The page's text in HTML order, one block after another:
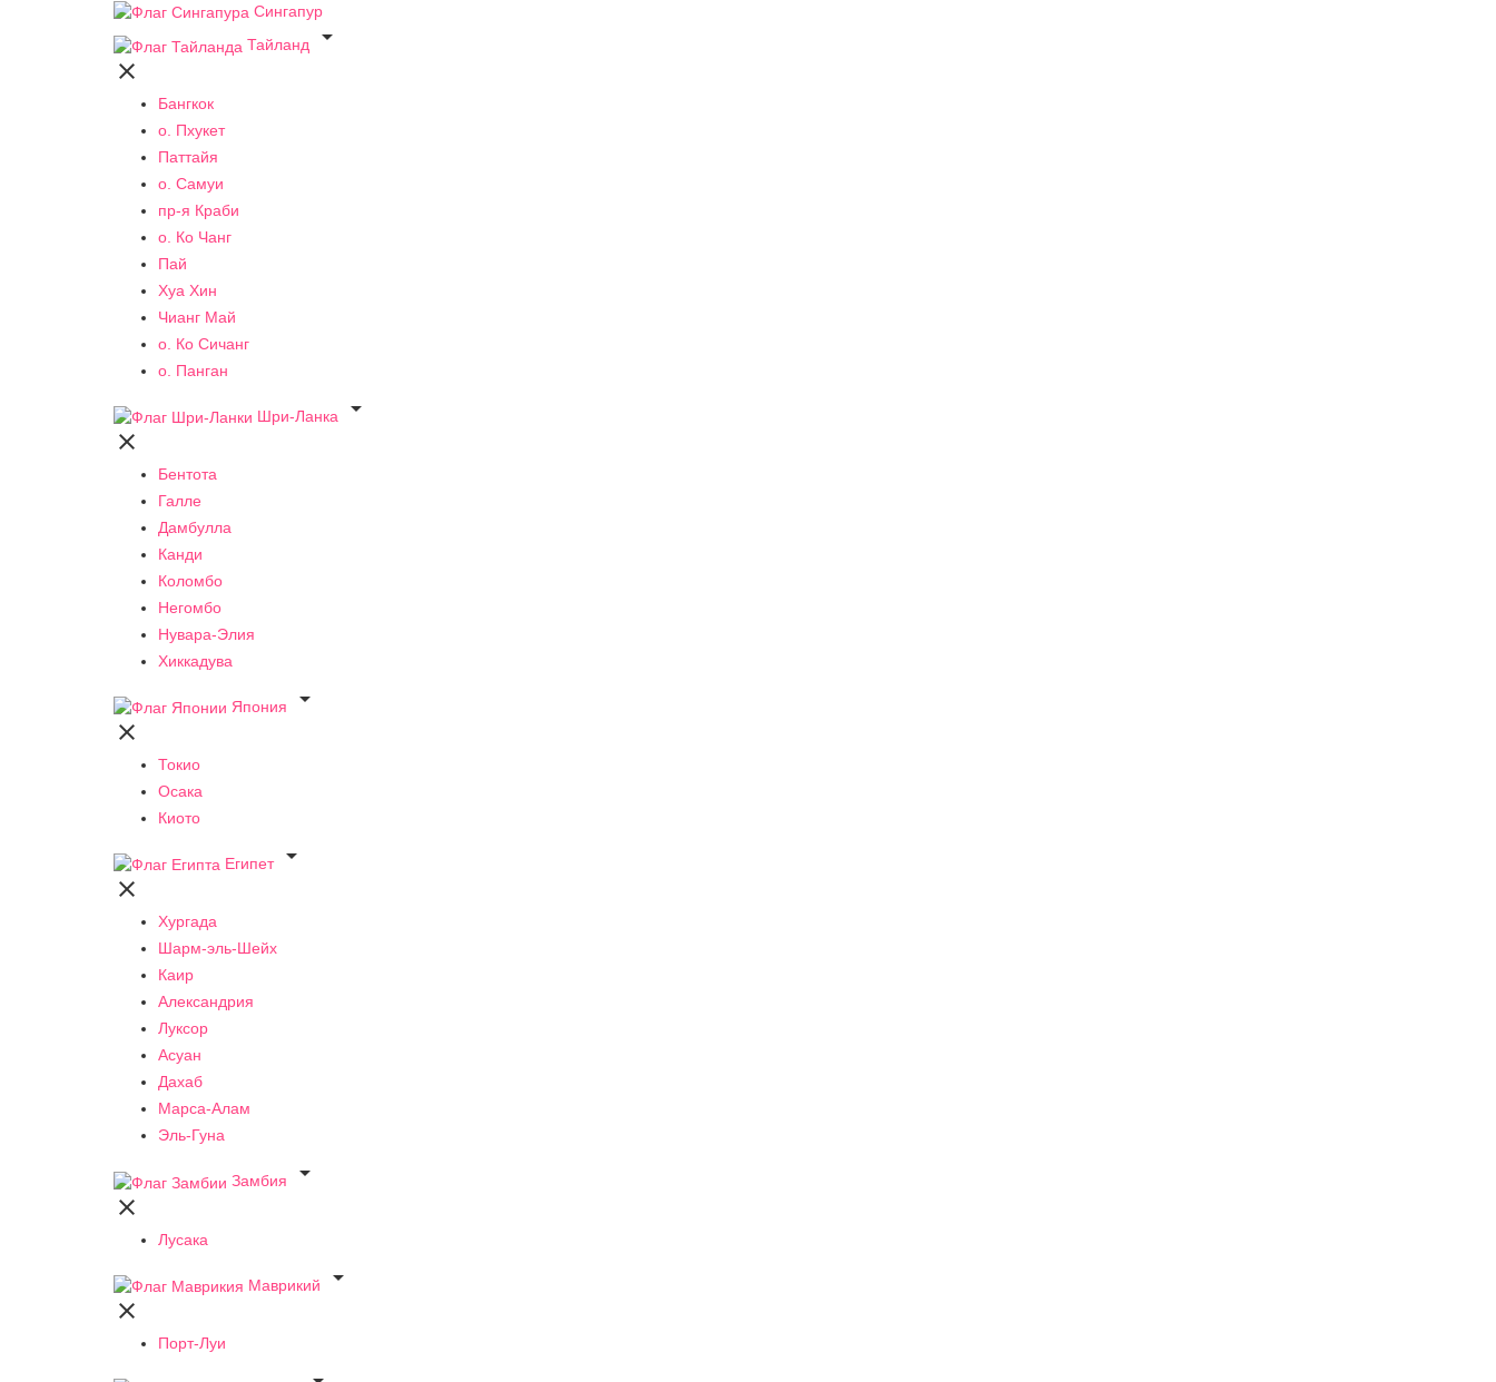
Сингапур
Тайланд


Бангкок
о. Пхукет
Паттайя
о. Самуи
пр-я Краби
о. Ко Чанг
Пай
Хуа Хин
Чианг Май
о. Ко Сичанг
о. Панган
Шри-Ланка


Бентота
Галле
Дамбулла
Канди
Коломбо
Негомбо
Нувара-Элия
Хиккадува
Япония


Токио
Осака
Киото
Египет


Хургада
Шарм-эль-Шейх
Каир
Александрия
Луксор
Асуан
Дахаб
Марса-Алам
Эль-Гуна
Замбия


Лусака
Маврикий


Порт-Луи